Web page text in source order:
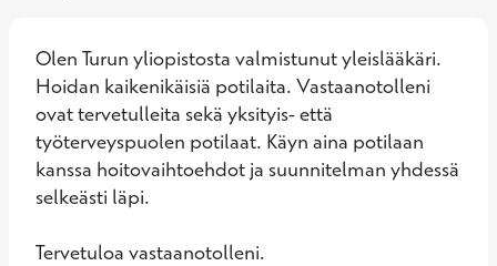
Olen Turun yliopistosta valmistunut yleislääkäri.
Hoidan kaikenikäisiä potilaita. Vastaanotolleni
ovat tervetulleita sekä yksityis- että
työterveyspuolen potilaat. Käyn aina potilaan
kanssa hoitovaihtoehdot ja suunnitelman yhdessä
selkeästi läpi.
Tervetuloa vastaanotolleni.